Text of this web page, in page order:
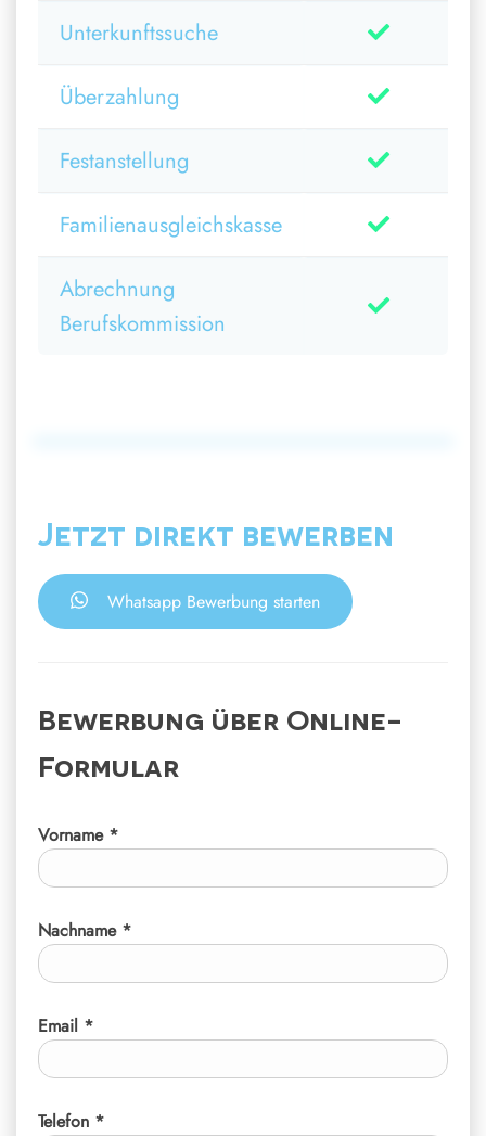
Unterkunftssuche
Überzahlung
Festanstellung
Familienausgleichskasse
Abrechnung
Berufskommission
Jetzt direkt bewerben
Whatsapp Bewerbung starten
Bewerbung über Online-
Formular
Vorname *
Nachname *
Email *
Telefon *